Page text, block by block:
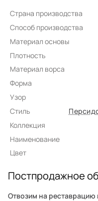
Страна производства
Способ производства
Материал основы
Плотность
Материал ворса
Форма
Узор
Стиль
Коллекция
Наименование
Цвет
Постпродажное
Отвозим на реставрацию